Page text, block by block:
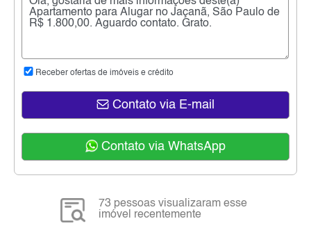
Receber ofertas de imóveis e crédito
Contato via E-mail
Contato via WhatsApp
73 pessoas visualizaram esse
imóvel recentemente